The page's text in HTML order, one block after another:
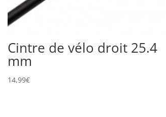
Cintre de vélo droit 25.4
mm
14,99€